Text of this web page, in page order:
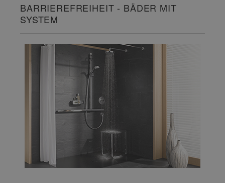
BARRIEREFREIHEIT - BÄDER MIT
SYSTEM